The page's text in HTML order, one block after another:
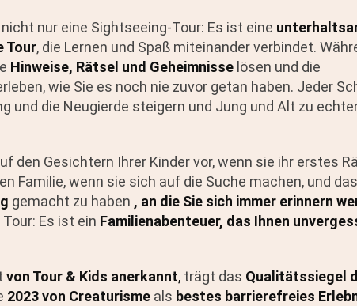
nur eine Sightseeing-Tour: Es ist eine
Tour, die Lernen und Spaß miteinander verbindet.
Hinweise, Rätsel und Geheimnisse lösen und die
wie Sie es noch nie zuvor getan haben. Jeder
und die Neugierde steigern und Jung und Alt zu
den Gesichtern Ihrer Kinder vor, wenn sie ihr erstes
Familie, wenn sie sich auf die Suche machen, und das
gemacht zu haben , an die Sie sich immer erinnern
Es ist ein Familienabenteuer, das Ihnen
von Tour & Kids anerkannt, trägt das Qualitätssiegel
2023 von Creaturisme als bestes barrierefreies